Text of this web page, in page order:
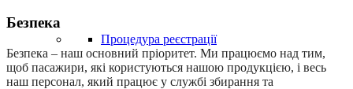
Процедура реєстрації
Безпека
Безпека – наш основний пріоритет. Ми працюємо над тим,
щоб пасажири, які користуються нашою продукцією, і весь
наш персонал, який працює у службі збирання та